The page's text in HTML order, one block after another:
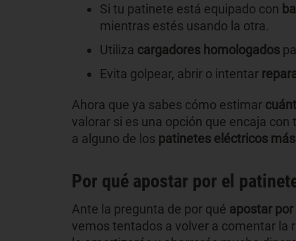
Si tu patinete está equipado con
mientras estés usando la otra.
Utiliza cargadores homologados
Evita golpear, abrir o intentar
Ahora que ya sabes cómo estimar
valorar si es una opción que encaja
a alguno de los patinetes eléctricos
Por qué apostar por el
Ante la pregunta de por qué apostar
vemos tentados a volver a comentar la